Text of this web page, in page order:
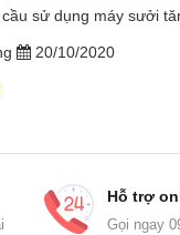
sử dụng máy sưởi
20/10/2020
Hỗ trợ
Gọi ngay